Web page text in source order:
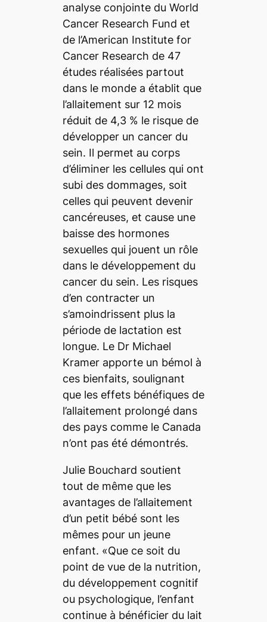
analyse conjointe du World
Cancer Research Fund et
de l’American Institute for
Cancer Research de 47
études réalisées partout
dans le monde a établit que
l’allaitement sur 12 mois
réduit de 4,3 % le risque de
développer un cancer du
sein. Il permet au corps
d’éliminer les cellules qui ont
subi des dommages, soit
celles qui peuvent devenir
cancéreuses, et cause une
baisse des hormones
sexuelles qui jouent un rôle
dans le développement du
cancer du sein. Les risques
d’en contracter un
s’amoindrissent plus la
période de lactation est
longue. Le Dr Michael
Kramer apporte un bémol à
ces bienfaits, soulignant
que les effets bénéfiques de
l’allaitement prolongé dans
des pays comme le Canada
n’ont pas été démontrés.
Julie Bouchard soutient
tout de même que les
avantages de l’allaitement
d’un petit bébé sont les
mêmes pour un jeune
enfant. «Que ce soit du
point de vue de la nutrition,
du développement cognitif
ou psychologique, l’enfant
continue à bénéficier du lait